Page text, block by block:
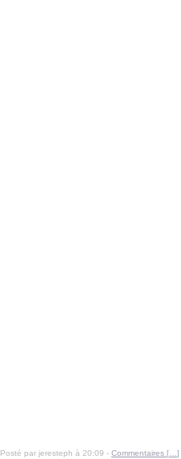
Posté par jeresteph à 20:09 - Commentaires [ ]